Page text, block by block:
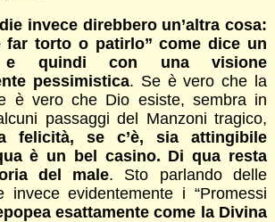
invece direbbero un’altra cosa:
far torto o patirlo” come dice un
e quindi con una visione
pessimistica. Se è vero che la
è vero che Dio esiste, sembra in
passaggi del Manzoni tragico,
felicità, se c’è, sia attingibile
è un bel casino. Di qua resta
del male. Sto parlando delle
invece evidentemente i “Promessi
esattamente come la Divina